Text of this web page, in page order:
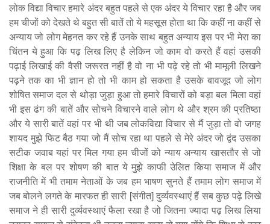
लोक विद्या विचार हमारे अंदर बहुत पहले से एक अंदर ये विचार रहा है और जब
हम चीजों को देखते थे बहुत सी बातें तो ये महसूस होता था कि कहीं ना कहीं से
अन्याय जो लोग मेहनत कर रहे हैं उनके साथ बहुत अन्याय इस पर भी मेरा का
चिंतन ये हुआ कि पढ़ लिख लिए है लेकिन जो काम वो करते हैं वहां उसकी
पढ़ाई लिखाई की वैसी जरूरत नहीं है वो ना भी पढ़े रहे तो भी मामूली लिखने
पढ़ने तक का भी ज्ञान हो तो भी काम हो सकता है उसके बावजूद जो लोग
शोषित समाज दल से थोड़ा जुड़ा हुआ तो हमारे विचारों को बड़ा बल मिला वहां
भी इस ढंग की बातें और सोचने विचारने वाले लोग थे और श्रम की प्रतिष्ठा
और ये सारी बातें वहां पर भी थी जब लोकविद्या विचार से मैं जुड़ा तो वो जगह
शायद मुझे फिट बैठ गया जो मैं सोच रहा था पहले से मेरे अंदर जो द्वंद उसका
सटीक जवाब यहां पर मिल गया हम चीजों को न्याय अन्याय खासतौर से जो
शिक्षा के बल पर शोषण की बात ये मुझे काफी उेलित किया समाज में और
राजनीति में भी तमाम नेताओं के जब हम भाषण सुनते हैं तमाम लोग समाज में
जब बोलने लगते के मारफत ही सारी [संगीत] दुर्व्यवस्थाएं हैं सब कुछ पढ़े लिखे
समाज ने ही सारी दुर्व्यवस्थाएं फैला रखा है जो जितना ज्यादा पढ़ लिख लिया